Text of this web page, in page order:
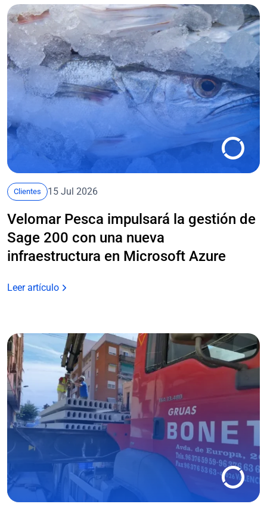
Clientes 15 Jul 2026
Velomar Pesca impulsará la gestión de
Sage 200 con una nueva
infraestructura en Microsoft Azure
Leer artículo